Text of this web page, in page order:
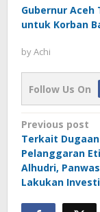
Gubernur
untuk Korban
byAchi
Follow Us On
Post
Previous post
Terkait Dugaan
Pelanggaran
Alhudri,
Lakukan